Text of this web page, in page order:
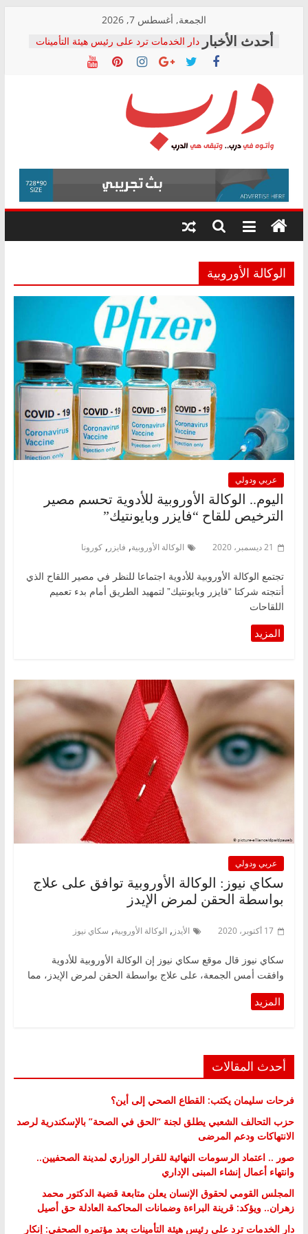
content
الجمعة, أغسطس 7, 2026
دار الخدمات ترد على رئيس هيئة التأمينات
بعد مؤتمره الصحفي: إنكار الأزمة لا ينهي
معاناة أصحاب المعاشات.. ونطالب بكشف
فرحات سليمان يكتب: القطاع الصحي إلى
أين؟
حزب التحالف الشعبي يطلق لجنة “الحق
في الصحة” بالإسكندرية لرصد الانتهاكات
ودعم المرضى
الوزاري لمدينة الصحفيين.. وانتهاء أعمال
إنشاء المبنى الإداري
المجلس القومي لحقوق الإنسان يعلن
متابعة قضية الدكتور محمد زهران.. ويؤكد:
قرينة البراءة وضمانات المحاكمة العادلة
درب
وأتوه
درب..
وتبقى
هي
الوكالة الأوروبية
عربي ودولي
اليوم.. الوكالة الأوروبية للأدوية تحسم مصير
الترخيص للقاح “فايزر وبايونتيك”
21 ديسمبر، 2020 الوكالة الأوروبية, فايزر , كورونا
تجتمع الوكالة الأوروبية للأدوية اجتماعا للنظر في مصير اللقاح الذي
أنتجته شركتا “فايزر وبايونتيك” لتمهيد الطريق أمام بدء تعميم
اللقاحات
عربي ودولي
سكاي نيوز: الوكالة الأوروبية توافق على علاج
بواسطة الحقن لمرض الإيدز
17 أكتوبر، 2020 الأيدز , الوكالة الأوروبية, سكاي نيوز
سكاي نيوز قال موقع سكاي نيوز إن الوكالة الأوروبية للأدوية
وافقت أمس الجمعة، على علاج بواسطة الحقن لمرض الإيدز، مما
أحدث المقالات
فرحات سليمان يكتب: القطاع الصحي إلى أين؟
حزب التحالف الشعبي يطلق لجنة “الحق في الصحة” بالإسكندرية لرصد
الانتهاكات ودعم المرضى
صور .. اعتماد الرسومات النهائية للقرار الوزاري لمدينة الصحفيين..
وانتهاء أعمال إنشاء المبنى الإداري
المجلس القومي لحقوق الإنسان يعلن متابعة قضية الدكتور محمد
زهران.. ويؤكد: قرينة البراءة وضمانات المحاكمة العادلة حق أصيل
دار الخدمات ترد على رئيس هيئة التأمينات بعد مؤتمره الصحفي: إنكار